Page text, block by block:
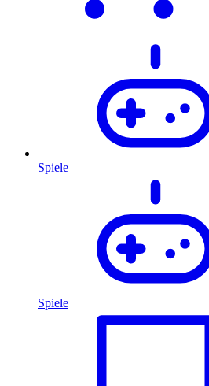
Spiele
Spiele